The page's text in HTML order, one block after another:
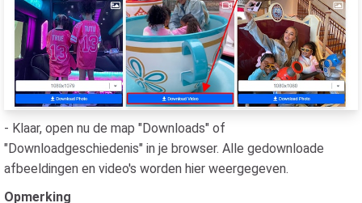
- Klaar, open nu de map "Downloads" of
"Downloadgeschiedenis" in je browser. Alle gedownloade
afbeeldingen en video's worden hier weergegeven.
Opmerking